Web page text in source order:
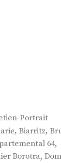
Portrait
, Biarritz,
64,
Borotra,